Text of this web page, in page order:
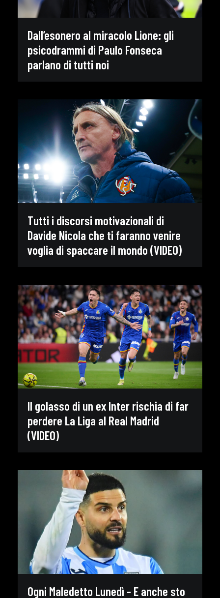
Dall’esonero al miracolo Lione: gli
psicodrammi di Paulo Fonseca
parlano di tutti noi
Tutti i discorsi motivazionali di
Davide Nicola che ti faranno venire
voglia di spaccare il mondo (VIDEO)
Il golasso di un ex Inter rischia di far
perdere La Liga al Real Madrid
(VIDEO)
Ogni Maledetto Lunedì - E anche sto